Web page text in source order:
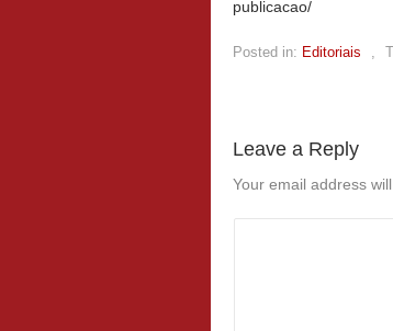
publicacao/
Posted in: Editoriais
Leave a Reply
Your email address